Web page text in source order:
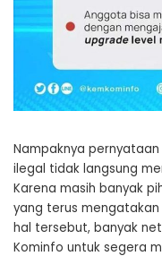
Nampaknya
ilegal tidak langsung
Karena masih banyak
yang terus
hal tersebut, banyak
Kominfo untuk segera